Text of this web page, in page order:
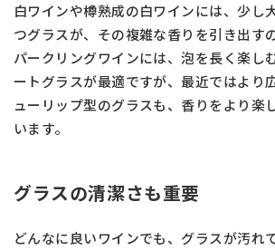
白ワインや樽熟成の白ワインには、少し
つグラスが、その複雑な香りを引き出す
パークリングワインには、泡を長く楽し
ートグラスが最適ですが、最近ではより
ューリップ型のグラスも、香りをより楽
います。
グラスの清潔さも重要
どんなに良いワインでも、グラスが汚れ